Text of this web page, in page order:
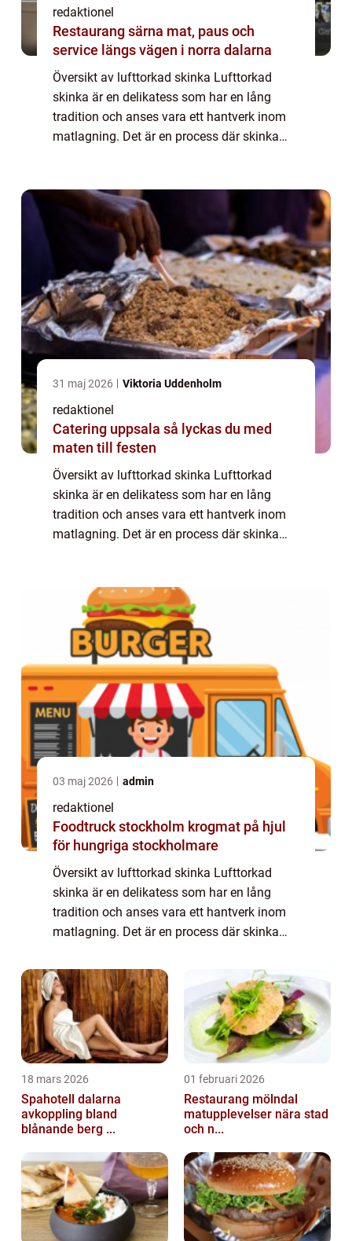
redaktionel
Restaurang särna mat, paus och
service längs vägen i norra dalarna
Översikt av lufttorkad skinka Lufttorkad
skinka är en delikatess som har en lång
tradition och anses vara ett hantverk inom
matlagning. Det är en process där skinka
31 maj 2026 Viktoria Uddenholm
redaktionel
Catering uppsala så lyckas du med
maten till festen
Översikt av lufttorkad skinka Lufttorkad
skinka är en delikatess som har en lång
tradition och anses vara ett hantverk inom
matlagning. Det är en process där skinka
03 maj 2026 admin
redaktionel
Foodtruck stockholm krogmat på hjul
för hungriga stockholmare
Översikt av lufttorkad skinka Lufttorkad
skinka är en delikatess som har en lång
tradition och anses vara ett hantverk inom
matlagning. Det är en process där skinka
värme, för att uppnå en unik smak och text...
18 mars 2026
Spahotell dalarna
avkoppling bland
blånande berg ...
01 februari 2026
Restaurang mölndal
matupplevelser nära stad
och n...